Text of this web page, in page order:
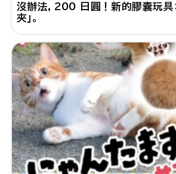
沒辦法，200 日圓！新的膠囊玩具
夾」。